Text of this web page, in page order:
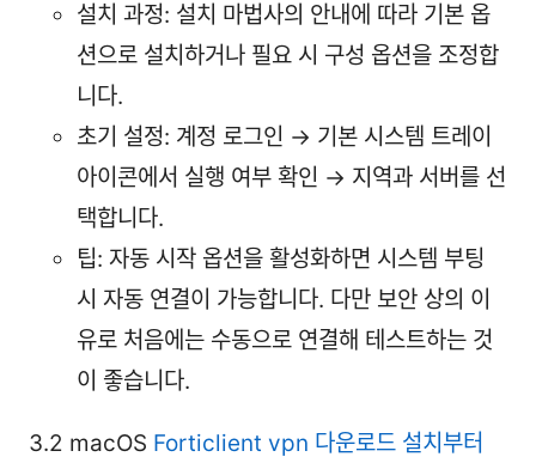
설치 과정: 설치 마법사의 안내에 따라 기본 옵
션으로 설치하거나 필요 시 구성 옵션을 조정합
니다.
초기 설정: 계정 로그인 → 기본 시스템 트레이
아이콘에서 실행 여부 확인 → 지역과 서버를 선
택합니다.
팁: 자동 시작 옵션을 활성화하면 시스템 부팅
시 자동 연결이 가능합니다. 다만 보안 상의 이
유로 처음에는 수동으로 연결해 테스트하는 것
이 좋습니다.
3.2 macOS Forticlient vpn 다운로드 설치부터